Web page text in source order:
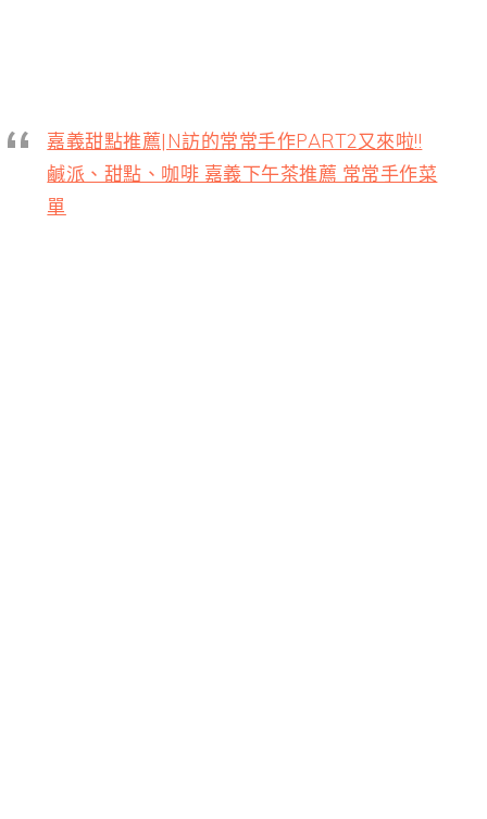
嘉義甜點推薦|N訪的常常手作PART2又來啦!!
鹹派、甜點、咖啡 嘉義下午茶推薦 常常手作菜
單